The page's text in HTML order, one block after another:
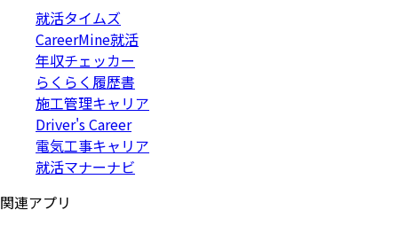
就活タイムズ
CareerMine就活
年収チェッカー
らくらく履歴書
施工管理キャリア
Driver's Career
電気工事キャリア
就活マナーナビ
関連アプリ